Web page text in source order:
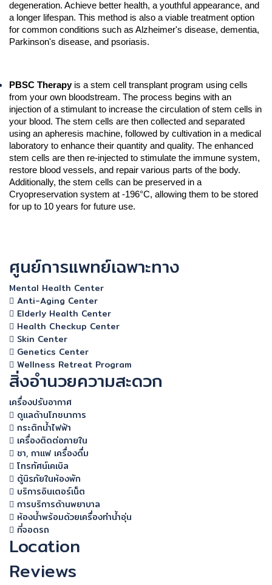
degeneration. Achieve better health, a youthful appearance, and
a longer lifespan. This method is also a viable treatment option
for common conditions such as Alzheimer's disease, dementia,
Parkinson's disease, and psoriasis.
PBSC Therapyis a stem cell transplant program using cells
from your own bloodstream. The process begins with an
injection of a stimulant to increase the circulation of stem cells in
your blood. The stem cells are then collected and separated
using an apheresis machine, followed by cultivation in a medical
laboratory to enhance their quantity and quality. The enhanced
stem cells are then re-injected to stimulate the immune system,
restore blood vessels, and repair various parts of the body.
Additionally, the stem cells can be preserved in a
Cryopreservation system at -196°C, allowing them to be stored
for up to 10 years for future use.
ศูนย์การแพทย์เฉพาะทาง
Mental Health Center
Anti-Aging Center
Elderly Health Center
Health Checkup Center
Skin Center
Genetics Center
Wellness Retreat Program
สิ่งอำนวยความสะดวก
เครื่องปรับอากาศ
ดูแลด้านโภชนาการ
กระติกน้ำไฟฟ้า
เครื่องติดต่อภายใน
ชา, กาแฟ เครื่องดื่ม
โทรทัศน์เคเบิล
ตู้นิรภัยในห้องพัก
บริการอินเตอร์เน็ต
การบริการด้านพยาบาล
ห้องน้ำพร้อมด้วยเครื่องทำน้ำอุ่น
ที่จอดรถ
Location
Reviews